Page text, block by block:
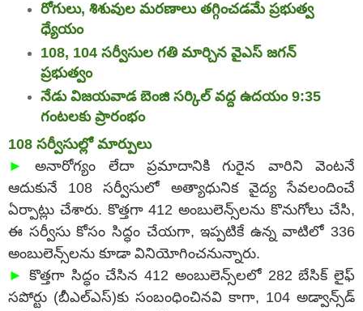
రోగులు, శిశువుల మరణాలు తగ్గించడమే ప్రభుత్వ
ధ్యేయం
108, 104 సర్వీసుల గతి మార్చిన వైఎస్‌ జగన్‌
ప్రభుత్వం
నేడు విజయవాడ బెంజి సర్కిల్‌ వద్ద ఉదయం 9:35
గంటలకు ప్రారంభం
108 సర్వీసుల్లో మార్పులు
►
అనారోగ్యం లేదా ప్రమాదానికి గురైన వారిని వెంటనే
ఆదుకునే 108 సర్వీసులో అత్యాధునిక వైద్య సేవలందించే
ఏర్పాట్లు చేశారు. కొత్తగా 412 అంబులెన్స్‌లను కొనుగోలు చేసి,
ఈ సర్వీసు కోసం సిద్ధం చేయగా, ఇప్పటికే ఉన్న వాటిలో 336
అంబులెన్స్‌లను కూడా వినియోగించనున్నారు.
► కొత్తగా సిద్ధం చేసిన 412 అంబులెన్స్‌లలో 282 బేసిక్‌ లైఫ్‌
సపోర్టు (బీఎల్‌ఎస్‌)కు సంబంధించినవి కాగా, 104 అడ్వాన్స్‌డ్‌